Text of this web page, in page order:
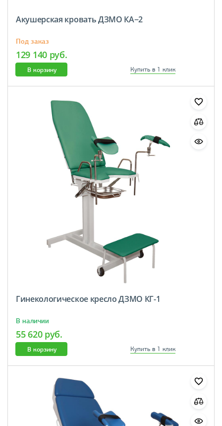
Акушерская кровать ДЗМО КА−2
Под заказ
129 140 руб.
В корзину Купить в 1 клик
Гинекологическое кресло ДЗМО КГ-1
В наличии
55 620 руб.
В корзину Купить в 1 клик